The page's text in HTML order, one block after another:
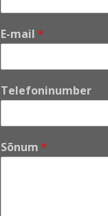
*
*
e
e
o
i
E-mail *
Telefoninumber
Sõnum *